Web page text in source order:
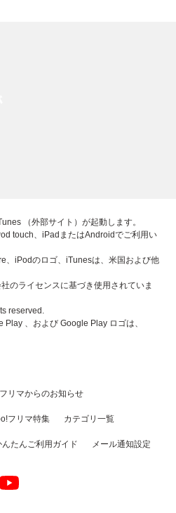
（外部サイト）が起動します。
touch、iPadまたはAndroidでご利用い
、iPodのロゴ、iTunesは、米国および他
のライセンスに基づき使用されていま
reserved.
、および Google Play ロゴは、
リマからのお知らせ
フリマ特集 カテゴリ一覧
んたんご利用ガイド メール通知設定